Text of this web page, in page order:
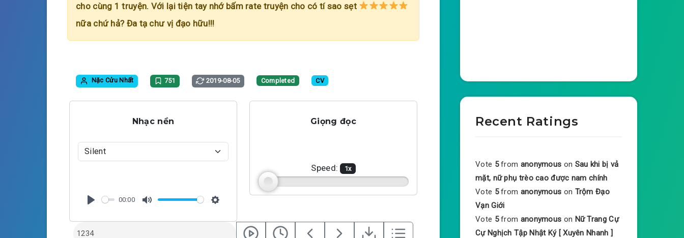
cho cùng 1 truyện. Với lại tiện tay nhớ bấm rate truyện cho có tí sao sẹt
nữa chứ hả? Đa tạ chư vị đạo hữu!!!
Nặc Cửu Nhất 751 2019-08-05 Completed CV
Nhạc nền
00:00
Giọng đọc
Speed: 1x
Recent Ratings
Vote 5 from anonymous on Sau khi bị vả
mặt, nữ phụ trèo cao được nam chính
Vote 5 from anonymous on Trộm Đạo
Vạn Giới
Vote 5 from anonymous on Nữ Trang Cự
Cự Nghịch Tập Nhật Ký [ Xuyên Nhanh ]